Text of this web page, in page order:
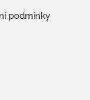
podmínky